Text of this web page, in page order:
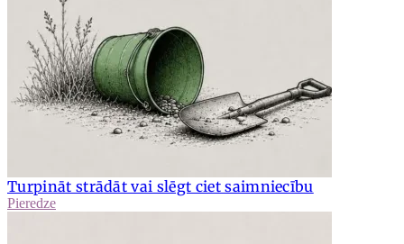
Turpināt strādāt vai slēgt ciet saimniecību
Pieredze